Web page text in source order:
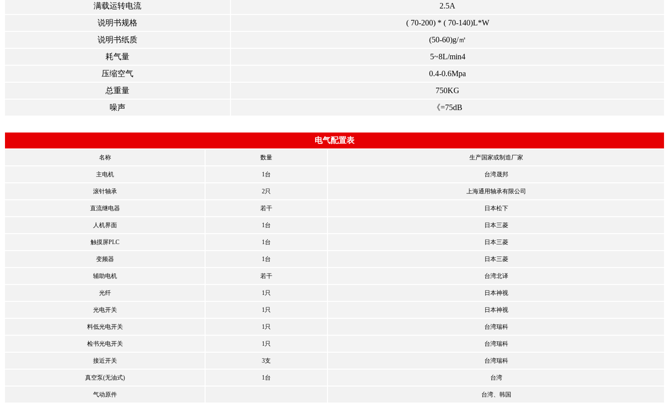
满载运转电流
2.5A
说明书规格
( 70-200) * ( 70-140)L*W
说明书纸质
(50-60)g/㎡
耗气量
5~8L/min4
压缩空气
0.4-0.6Mpa
总重量
750KG
噪声
《=75dB
电气配置表
名称 数量 生产国家或制造厂家
主电机 1台 台湾晟邦
滚针轴承 2只 上海通用轴承有限公司
直流继电器 若干 日本松下
人机界面 1台 日本三菱
触摸屏PLC 1台 日本三菱
变频器 1台 日本三菱
辅助电机 若干 台湾北译
光纤 1只 日本神视
光电开关 1只 日本神视
料低光电开关 1只 台湾瑞科
检书光电开关 1只 台湾瑞科
接近开关 3支 台湾瑞科
真空泵(无油式) 1台 台湾
气动原件 台湾、韩国